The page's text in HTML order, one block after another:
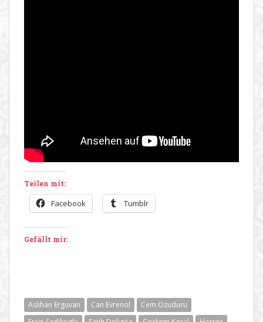
Teilen mit:
Facebook Tumblr
Gefällt mir:
Aslihan Erguvan Can Evrenol
Cem Ozuduru